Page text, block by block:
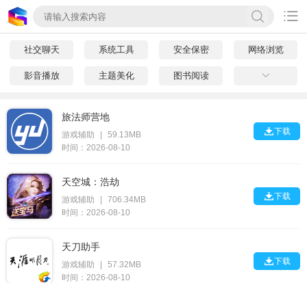

社交聊天 系统工具 安全保密 网络浏览
影音播放 主题美化 图书阅读 
旅法师营地
游戏辅助
59.13MB
时间：2026-08-10
下载
天空城：浩劫
游戏辅助
706.34MB
时间：2026-08-10
下载
天刀助手
游戏辅助
57.32MB
时间：2026-08-10
下载